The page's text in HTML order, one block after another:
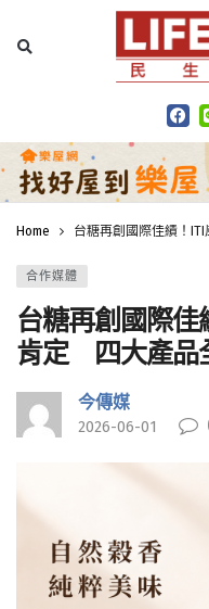
Home 台糖再創國際佳績！
合作媒體
台糖再創國際
肯定 四大產品
今傳媒
2026-06-01